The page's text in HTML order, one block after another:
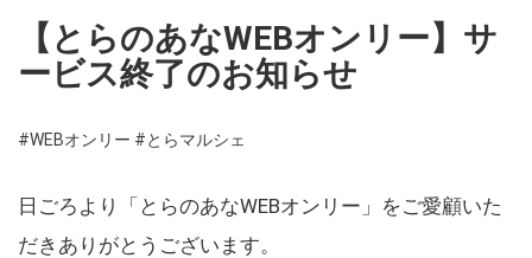
【とらのあなWEBオンリー】サ
ービス終了のお知らせ
#WEBオンリー #とらマルシェ
日ごろより「とらのあなWEBオンリー」をご愛顧いた
だきありがとうございます。